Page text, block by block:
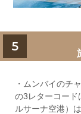
5
・ムンバイのチ
の3レターコード
ルサーナ空港）